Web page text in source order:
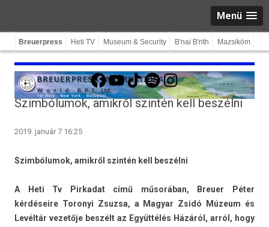
Menü
Breuerpress Heti TV Museum & Security B'nai B'rith Mazsiköm
Facebook
YouTube
TikTokSpotifyInstagram
Szimbólumok, amikről szintén kell beszélni
2019. január 7 16:25
Szimbólumok, amikről szintén kell beszélni
A Heti Tv Pir­kadat című műsorában, Breu­er Péter
kérdéseire Toronyi Zsuz­sa, a Magyar Zsidó Múzeum és
Levéltár vezetője beszélt az Együttélés Házáról, arról, hogy